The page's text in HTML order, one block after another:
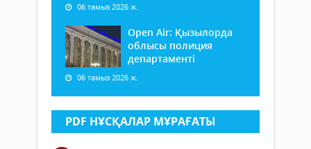
06 тамыз 2026 ж.
Open Air: Қызылорда
облысы полиция
департаменті
06 тамыз 2026 ж.
PDF НҰСҚАЛАР МҰРАҒАТЫ